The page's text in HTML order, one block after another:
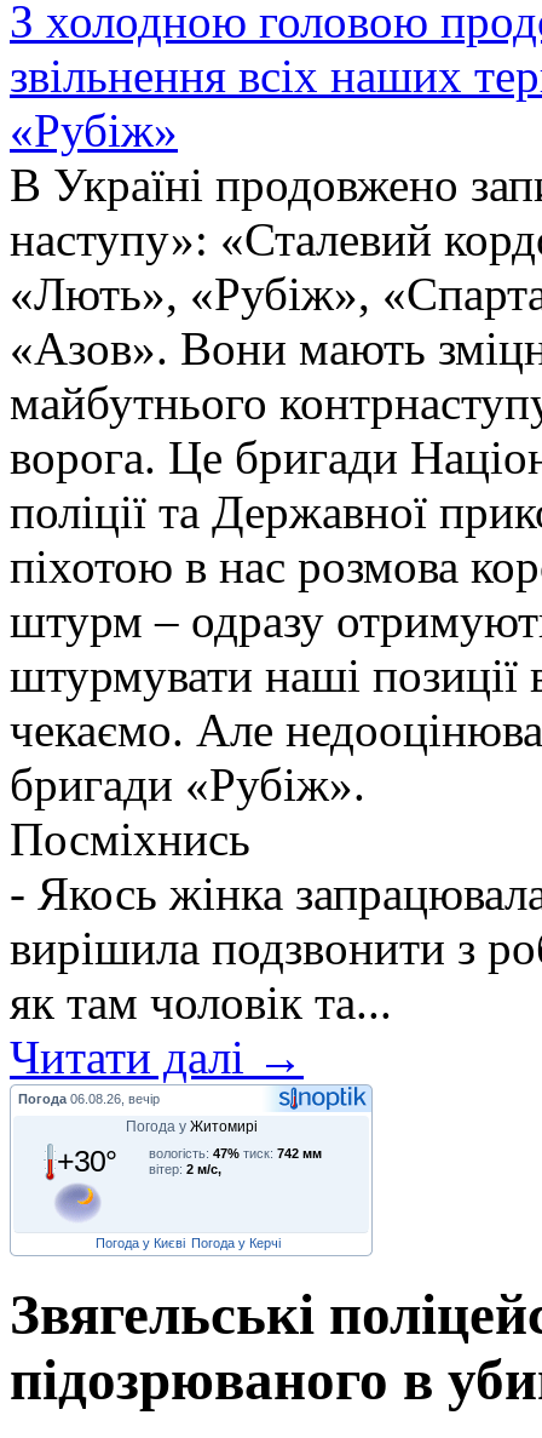
З холодною головою
звільнення всіх наших
«Рубіж»
В Україні продовжено
наступу»: «Сталевий
«Лють», «Рубіж»,
«Азов». Вони мають
майбутнього
ворога. Це бригади
поліції та Державної
піхотою в нас розмова
штурм – одразу
штурмувати наші позиції
чекаємо. Але
бригади «Рубіж».
Посміхнись
- Якось жінка
вирішила подзвонити з
як там чоловік та...
Читати далі →
Погода 06.08.26, вечір
Погода у Житомирі
+30° вологість: 47% тиск: 742 мм
вітер: 2 м/с,
Погода у Києві Погода у Керчі
Звягельські
підозрюваного в